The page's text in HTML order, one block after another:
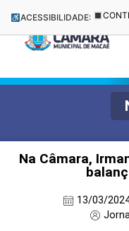
ACESSIBILIDADE:
Na Câmara,
13/03/